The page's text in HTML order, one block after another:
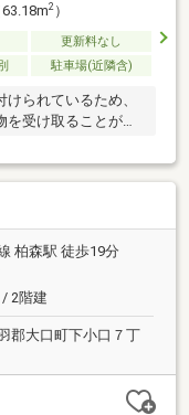
2）
更新料なし
駐車場(近隣含)
られているため、
受け取ることが可
柏森駅 徒歩19分
2階建
郡大口町下小口７丁